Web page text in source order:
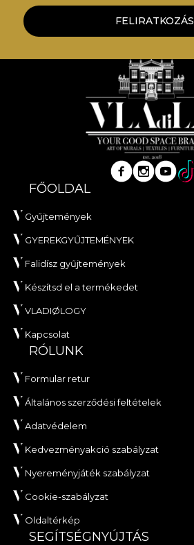
FELIRATKOZÁS
FŐOLDAL
Gyűjtemények
GYEREKGYŰJTEMÉNYEK
Falidísz gyűjtemények
Készítsd el a termékedet
VLADIØLOGY
Kapcsolat
RÓLUNK
Formular retur
Általános szerződési feltételek
Adatvédelem
Kedvezményakció szabályzat
Nyereményjáték szabályzat
Cookie-szabályzat
Oldaltérkép
SEGÍTSÉGNYÚJTÁS